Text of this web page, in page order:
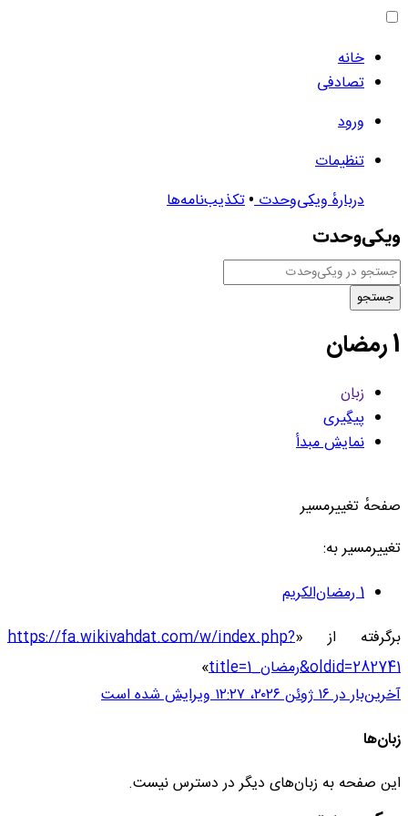
خانه
تصادفی
ورود
تنظیمات
دربارهٔ ویکی‌وحدت تکذیب‌نامه‌ها
جستجو
1 رمضان
زبان
پیگیری
نمایش مبدأ
صفحهٔ تغییرمسیر
تغییرمسیر به:
1 رمضان‌الکریم
برگرفته از «https://fa.wikivahdat.com/w/index.php?
title=1_رمضان&oldid=282741
»
آخرین‌بار در ‏۱۶ ژوئن ۲۰۲۶، ‏۱۲:۲۷ ویرایش شده است
زبان‌ها
این صفحه به زبان‌های دیگر در دسترس نیست.